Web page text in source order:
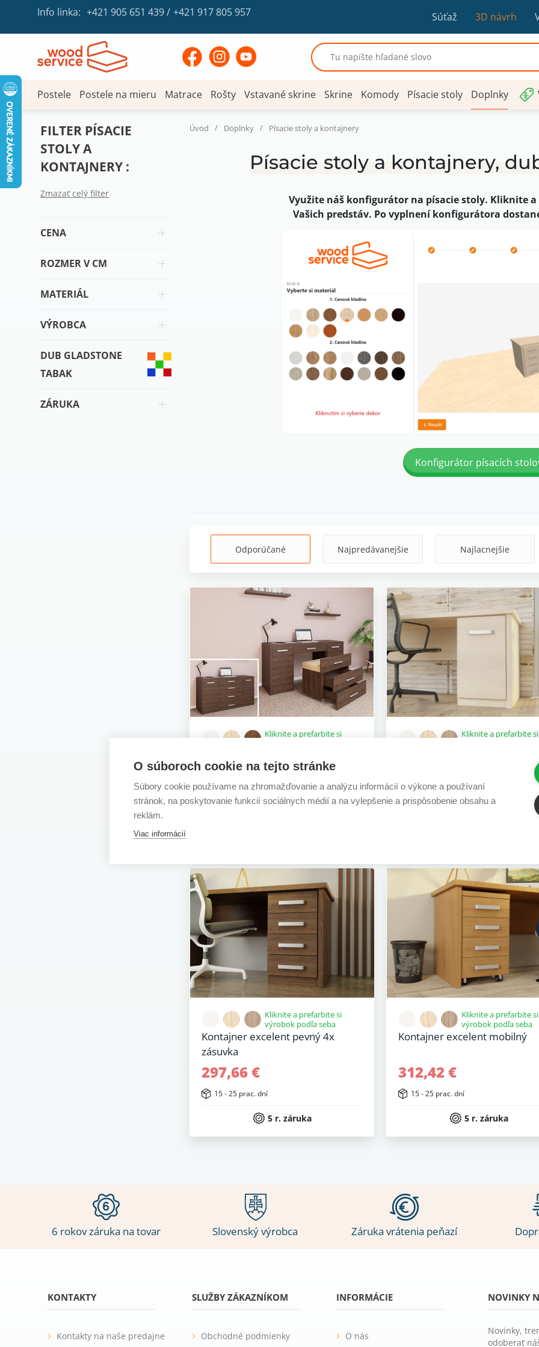
Info linka: +421 905 651 439/ +421 917 805 957 Súťaž 3D návrh
Postele Postele na mieru Matrace Rošty Vstavané skrine Skrine Komody Písacie stoly Doplnky
FILTER PÍSACIE
STOLY A
KONTAJNERY :
Zmazať celý filter
CENA
ROZMER V CM
MATERIÁL
VÝROBCA
DUB GLADSTONE
TABAK
ZÁRUKA
Úvod / Doplnky / Písacie stoly a kontajnery
Písacie stoly a kontajnery,
Využite náš konfigurátor na písacie stoly. Kliknite
Vašich predstáv. Po vyplnení konfigurátora
Konfigurátor písacích
Odporúčané Najpredávanejšie Najlacnejšie
Kliknite a prefarbite si
931,11 €
Kliknite a prefarbite si
136,53 €
Kliknite a prefarbite si
výrobok podľa seba
Kontajner excelent pevný 4x
zásuvka
297,66 €
15 - 25 prac. dní
5 r. záruka
Kliknite a prefarbite si
výrobok podľa seba
Kontajner excelent mobilný
312,42 €
15 - 25 prac. dní
5 r. záruka
6 rokov záruka na tovar Slovenský výrobca Záruka vrátenia peňazí
KONTAKTY
Kontakty na naše predajne
SLUŽBY ZÁKAZNÍKOM
Obchodné podmienky
INFORMÁCIE
O nás
NOVINKY
Novinky,
odoberať
O súboroch cookie na tejto stránke
Súbory cookie používame na zhromažďovanie a analýzu informácií o výkone a používaní
stránok, na poskytovanie funkcií sociálnych médií a na vylepšenie a prispôsobenie obsahu a
reklám.
Viac informácií